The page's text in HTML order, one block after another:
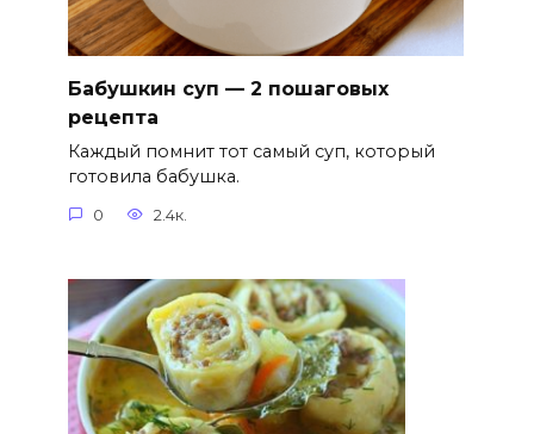
Бабушкин суп — 2 пошаговых
рецепта
Каждый помнит тот самый суп, который
готовила бабушка.
0 2.4к.